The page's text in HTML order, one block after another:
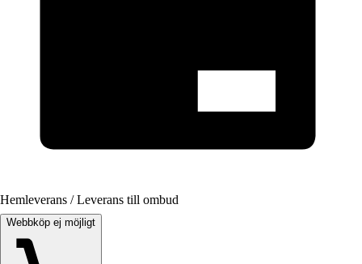
Hemleverans / Leverans till ombud
Webbköp ej möjligt